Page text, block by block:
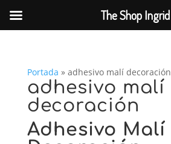
Portada » adhesivo malí decoración
adhesivo malí
decoración
Adhesivo Malí
The Shop Ingrid